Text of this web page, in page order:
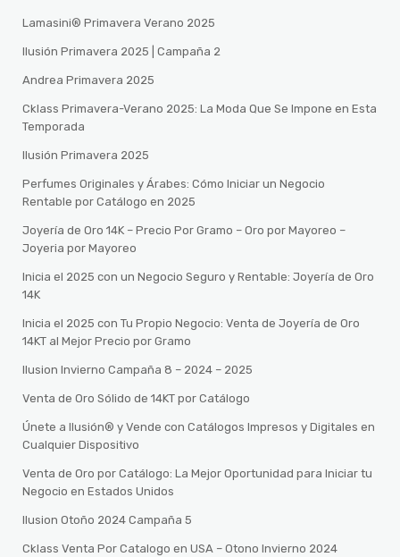
Lamasini® Primavera Verano 2025
Ilusión Primavera 2025 | Campaña 2
Andrea Primavera 2025
Cklass Primavera-Verano 2025: La Moda Que Se Impone en Esta
Temporada
Ilusión Primavera 2025
Perfumes Originales y Árabes: Cómo Iniciar un Negocio
Rentable por Catálogo en 2025
Joyería de Oro 14K – Precio Por Gramo – Oro por Mayoreo –
Joyeria por Mayoreo
Inicia el 2025 con un Negocio Seguro y Rentable: Joyería de Oro
14K
Inicia el 2025 con Tu Propio Negocio: Venta de Joyería de Oro
14KT al Mejor Precio por Gramo
Ilusion Invierno Campaña 8 – 2024 – 2025
Venta de Oro Sólido de 14KT por Catálogo
Únete a Ilusión® y Vende con Catálogos Impresos y Digitales en
Cualquier Dispositivo
Venta de Oro por Catálogo: La Mejor Oportunidad para Iniciar tu
Negocio en Estados Unidos
Ilusion Otoño 2024 Campaña 5
Cklass Venta Por Catalogo en USA – Otono Invierno 2024